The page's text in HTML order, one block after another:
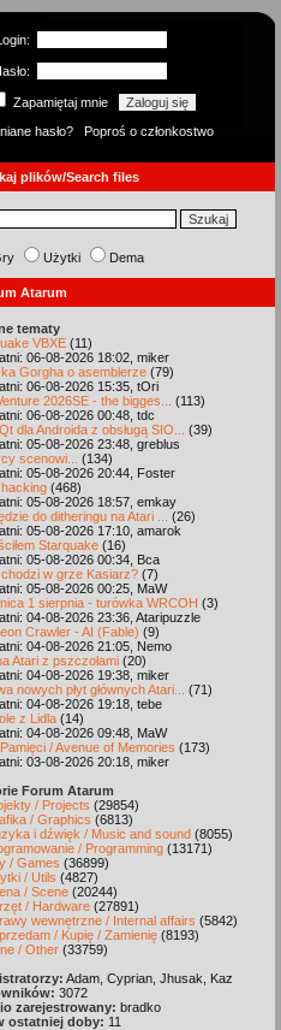
Zapamiętaj mnie
hasło?
Poproś o członkostwo
plików/Search files
Użytki Dema
Atarum
tematy
VBXE (11)
06-08-2026 18:02, miker
Gorgha o asemblerze (79)
06-08-2026 15:35, tOri
2026SE - the bigges...
(113)
06-08-2026 00:48, tdc
dla Androida z obsługą SIO...
(39)
05-08-2026 23:48, greblus
scenowi...
(134)
05-08-2026 20:44, Foster
(468)
05-08-2026 18:57, emkay
do ditheringu na Atari ...
(26)
05-08-2026 17:10, amarok
Starquake (16)
05-08-2026 00:34, Bca
w grze Kasiarz? (7)
05-08-2026 00:25, MaW
1 sierpnia - turówka WRCOH (3)
04-08-2026 23:36, Ataripuzzle
Crawler - AI (Fable) (9)
04-08-2026 21:05, Nemo
Atari z pszczołami (20)
04-08-2026 19:38, miker
nowych płyt głównych Atari...
(71)
04-08-2026 19:18, tebe
z Lidla (14)
04-08-2026 09:48, MaW
/ Avenue of Memories (173)
03-08-2026 20:18, miker
Forum Atarum
/ Projects (29854)
/ Graphics (6813)
i dźwięk / Music and sound (8055)
/ Programming (13171)
/ Games (36899)
/ Utils (4827)
/ Scene (20244)
/ Hardware (27891)
wewnętrzne / Internal affairs (5842)
/ Kupię / Zamienię (8193)
/ Other (33759)
Adam, Cyprian, Jhusak, Kaz
3072
zarejestrowany: bradko
ostatniej doby: 11